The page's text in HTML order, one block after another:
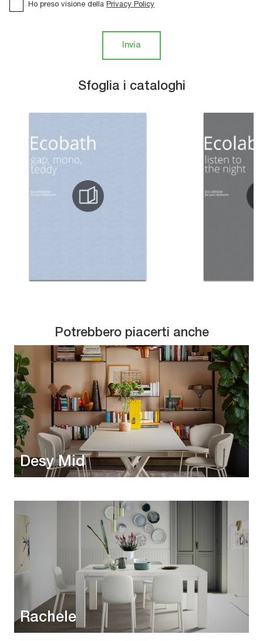
Sfoglia i cataloghi
Ho preso visione della Privacy Policy
Invia
Potrebbero piacerti anche
Desy Mid
Rachele